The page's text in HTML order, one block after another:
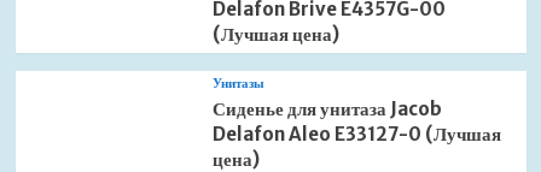
Delafon Brive E4357G-00
(Лучшая цена)
Унитазы
Сиденье для унитаза Jacob
Delafon Aleo E33127-0 (Лучшая
цена)